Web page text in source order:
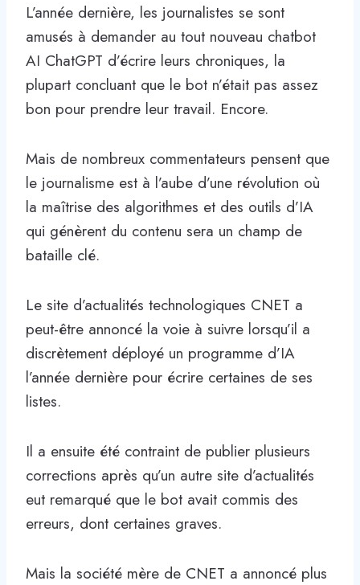
L’année dernière, les journalistes se sont
amusés à demander au tout nouveau chatbot
AI ChatGPT d’écrire leurs chroniques, la
plupart concluant que le bot n’était pas assez
bon pour prendre leur travail. Encore.
Mais de nombreux commentateurs pensent que
le journalisme est à l’aube d’une révolution où
la maîtrise des algorithmes et des outils d’IA
qui génèrent du contenu sera un champ de
bataille clé.
Le site d’actualités technologiques CNET a
peut-être annoncé la voie à suivre lorsqu’il a
discrètement déployé un programme d’IA
l’année dernière pour écrire certaines de ses
listes.
Il a ensuite été contraint de publier plusieurs
corrections après qu’un autre site d’actualités
eut remarqué que le bot avait commis des
erreurs, dont certaines graves.
Mais la société mère de CNET a annoncé plus